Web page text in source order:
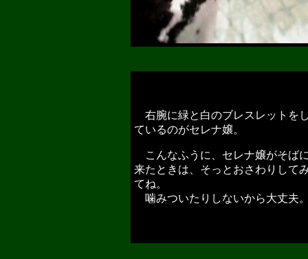
右腕に緑と白のブレスレットを
ているのがセレナ嬢。
こんなふうに、セレナ嬢がそば
来たときは、そっとおさわりして
てね。
噛みついたりしないから大丈夫